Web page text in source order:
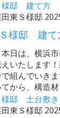
田東Ｓ様邸
様邸 建て
日は、横浜
いたします
組んでいき
から、構造
田東Ｓ様邸